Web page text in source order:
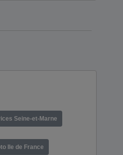
Seine-et-Marne
Ile de France